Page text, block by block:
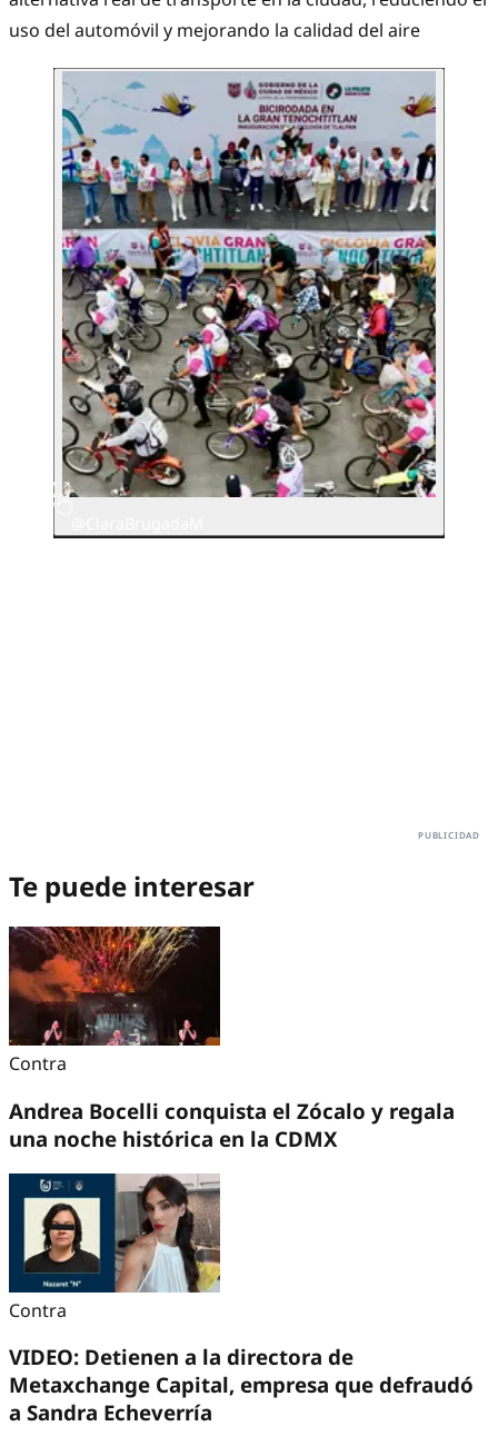
uso del automóvil y mejorando la calidad del aire
Te puede interesar
Contra
Andrea Bocelli conquista el Zócalo y regala
una noche histórica en la CDMX
Contra
VIDEO: Detienen a la directora de
Metaxchange Capital, empresa que defraudó
a Sandra Echeverría